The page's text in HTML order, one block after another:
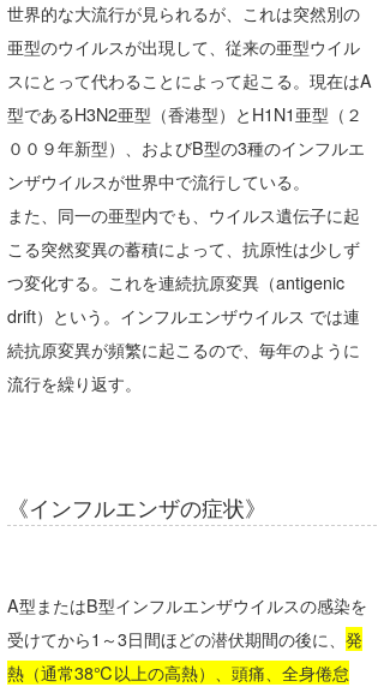
世界的な大流行が見られるが、これは突然別の
亜型のウイルスが出現して、従来の亜型ウイル
スにとって代わることによって起こる。現在はA
型であるH3N2亜型（香港型）とH1N1亜型（２
００９年新型）、およびB型の3種のインフルエ
ンザウイルスが世界中で流行している。
また、同一の亜型内でも、ウイルス遺伝子に起
こる突然変異の蓄積によって、抗原性は少しず
つ変化する。これを連続抗原変異（antigenic
drift）という。インフルエンザウイルス では連
続抗原変異が頻繁に起こるので、毎年のように
流行を繰り返す。
《インフルエンザの症状》
A型またはB型インフルエンザウイルスの感染を
受けてから1～3日間ほどの潜伏期間の後に、発
熱（通常38℃以上の高熱）、頭痛、全身倦怠
予報士 hiro.
banpaku
Mr.K
chappy
Romisea